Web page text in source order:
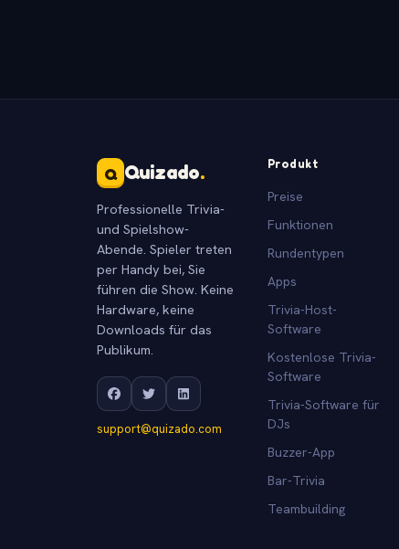
Q Quizado.
Professionelle Trivia-
und Spielshow-
Abende. Spieler treten
per Handy bei, Sie
führen die Show. Keine
Hardware, keine
Downloads für das
Publikum.
support@quizado.com
Produkt
Preise
Funktionen
Rundentypen
Apps
Trivia-Host-
Software
Kostenlose Trivia-
Software
Trivia-Software für
DJs
Buzzer-App
Bar-Trivia
Teambuilding